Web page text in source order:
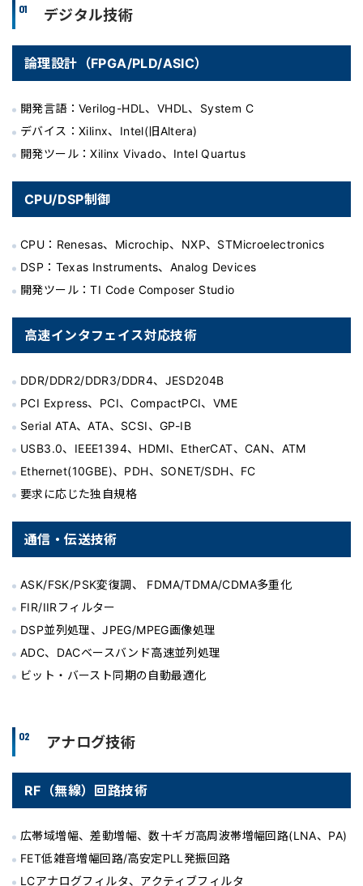
01 デジタル技術
論理設計（FPGA/PLD/ASIC）
開発言語：Verilog-HDL、VHDL、System C
デバイス：Xilinx、Intel(旧Altera)
開発ツール：Xilinx Vivado、Intel Quartus
CPU/DSP制御
CPU：Renesas、Microchip、NXP、STMicroelectronics
DSP：Texas Instruments、Analog Devices
開発ツール：TI Code Composer Studio
高速インタフェイス対応技術
DDR/DDR2/DDR3/DDR4、JESD204B
PCI Express、PCI、CompactPCI、VME
Serial ATA、ATA、SCSI、GP-IB
USB3.0、IEEE1394、HDMI、EtherCAT、CAN、ATM
Ethernet(10GBE)、PDH、SONET/SDH、FC
要求に応じた独自規格
通信・伝送技術
ASK/FSK/PSK変復調、 FDMA/TDMA/CDMA多重化
FIR/IIRフィルター
DSP並列処理、JPEG/MPEG画像処理
ADC、DACベースバンド高速並列処理
ビット・バースト同期の自動最適化
02 アナログ技術
RF（無線）回路技術
広帯域増幅、差動増幅、数十ギガ高周波帯増幅回路(LNA、PA)
FET低雑音増幅回路/高安定PLL発振回路
LCアナログフィルタ、アクティブフィルタ